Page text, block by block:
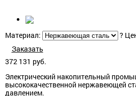
Материал: ?
Заказать
372 131 руб.
Электрический накопительный
высококачественной нержавеющей
давлением.